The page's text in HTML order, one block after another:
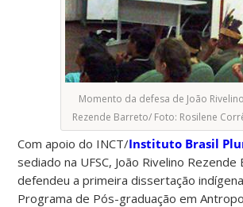
Momento da defesa de João Rivelino
Rezende Barreto/ Foto: Rosilene
Com apoio do INCT/Instituto Brasil
sediado na UFSC, João Rivelino
defendeu a primeira dissertação
Programa de Pós-graduação em